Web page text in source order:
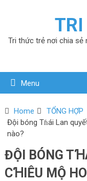
Tri thức trẻ nơi chia sẻ
Menu
Home
TỔNG HỢP
Đội bóng Tɦái Lan
nào?
ĐỘI BÓNG
CꞪIÊU MỘ